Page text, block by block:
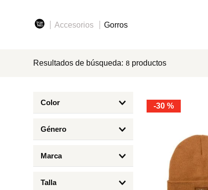
Accesorios Gorros
Resultados de búsqueda: 8 productos
Color
Género
Marca
Talla
-30 %
9
bolso